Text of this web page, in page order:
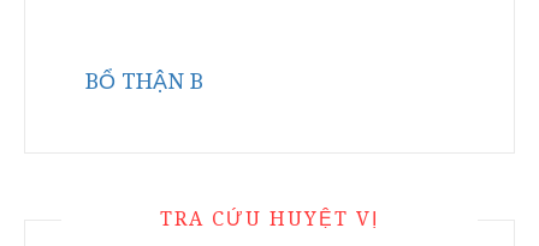
BỔ THẬN B
TRA CỨU HUYỆT VỊ